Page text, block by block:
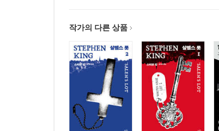
작가의 다른 상품